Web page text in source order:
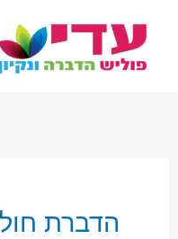
לתוכן
הדברת